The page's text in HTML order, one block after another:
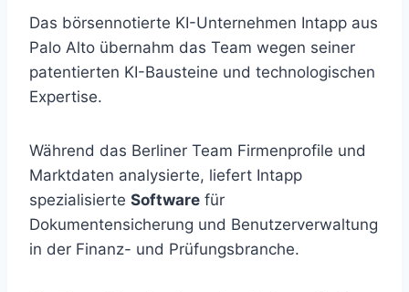
Das börsennotierte KI-Unternehmen Intapp aus
Palo Alto übernahm das Team wegen seiner
patentierten KI-Bausteine und technologischen
Expertise.
Während das Berliner Team Firmenprofile und
Marktdaten analysierte, liefert Intapp
spezialisierte Software für
Dokumentensicherung und Benutzerverwaltung
in der Finanz- und Prüfungsbranche.